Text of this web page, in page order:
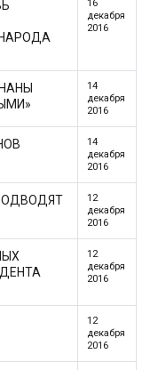
16
декабря
2016
14
декабря
2016
14
декабря
2016
12
декабря
2016
12
декабря
2016
12
декабря
2016